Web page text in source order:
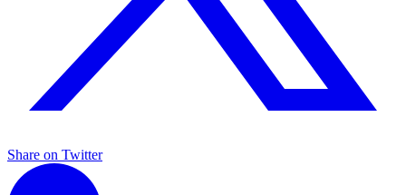
Share on Twitter